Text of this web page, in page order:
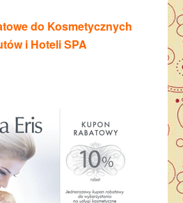
do Kosmetycznych
i Hoteli SPA